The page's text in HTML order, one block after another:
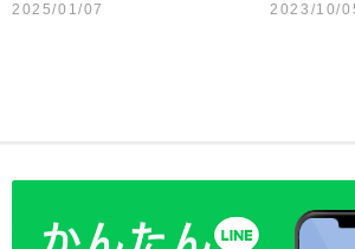
2025/01/07 2023/10/